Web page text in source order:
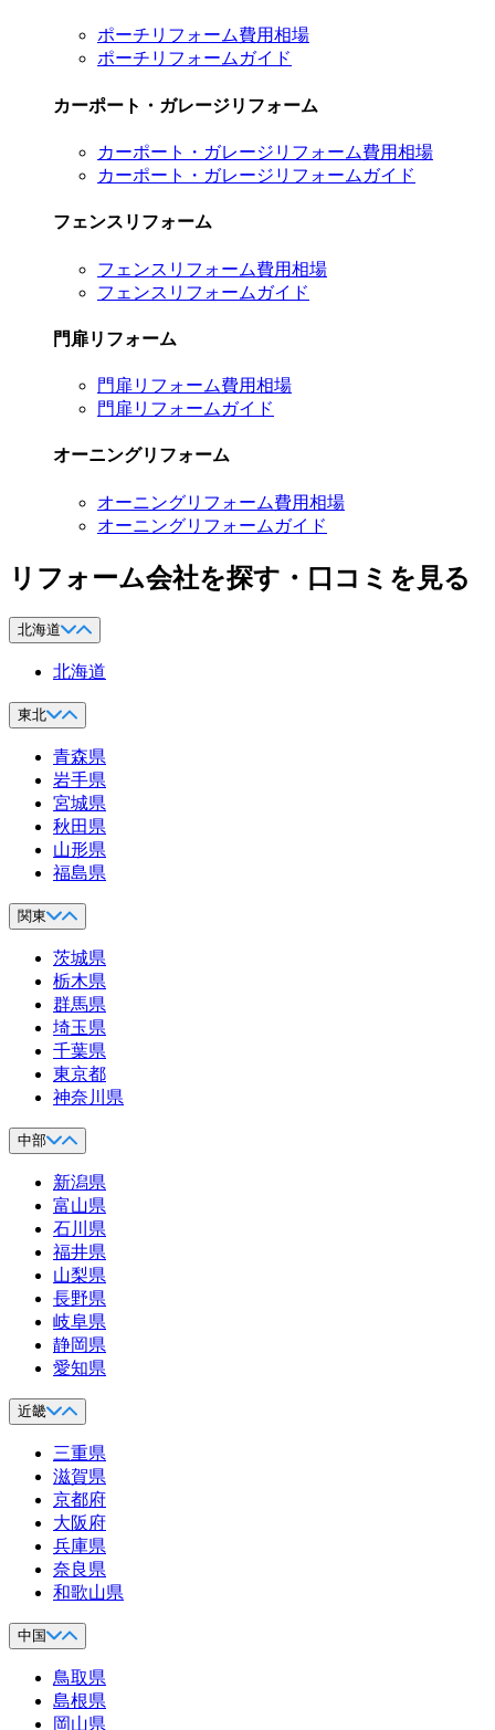
ポーチリフォーム費用相場
ポーチリフォームガイド
カーポート・ガレージリフォーム
カーポート・ガレージリフォーム費用相場
カーポート・ガレージリフォームガイド
フェンスリフォーム
フェンスリフォーム費用相場
フェンスリフォームガイド
門扉リフォーム
門扉リフォーム費用相場
門扉リフォームガイド
オーニングリフォーム
オーニングリフォーム費用相場
オーニングリフォームガイド
リフォーム会社を探す・口コミを見る
北海道
北海道
東北
青森県
岩手県
宮城県
秋田県
山形県
福島県
関東
茨城県
栃木県
群馬県
埼玉県
千葉県
東京都
神奈川県
中部
新潟県
富山県
石川県
福井県
山梨県
長野県
岐阜県
静岡県
愛知県
近畿
三重県
滋賀県
京都府
大阪府
兵庫県
奈良県
和歌山県
中国
鳥取県
島根県
岡山県